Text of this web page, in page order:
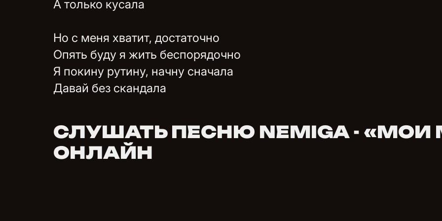
А только кусала
Но с меня хватит, достаточно
Опять буду я жить беспорядочно
Я покину рутину, начну сначала
Давай без скандала
СЛУШАТЬ ПЕСНЮ NEMIGA -
ОНЛАЙН